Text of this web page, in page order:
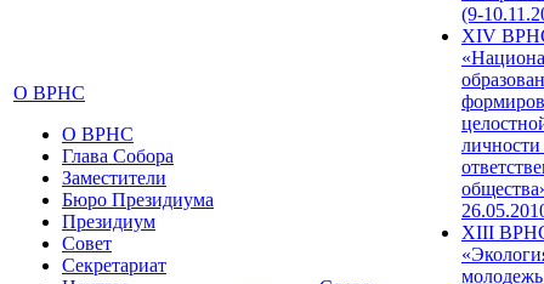
О ВРНС
О ВРНС
Глава Собора
Заместители
Бюро Президиума
Президиум
Совет
Секретариат
(9-
XIV
XIII